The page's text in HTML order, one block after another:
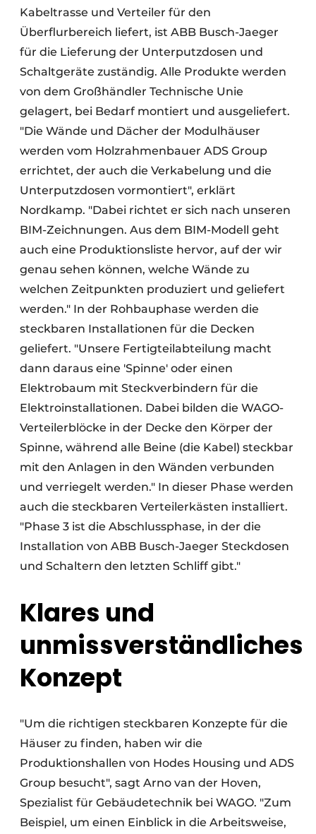
Kabeltrasse und Verteiler für den
Überflurbereich liefert, ist ABB Busch-Jaeger
für die Lieferung der Unterputzdosen und
Schaltgeräte zuständig. Alle Produkte werden
von dem Großhändler Technische Unie
gelagert, bei Bedarf montiert und ausgeliefert.
"Die Wände und Dächer der Modulhäuser
werden vom Holzrahmenbauer ADS Group
errichtet, der auch die Verkabelung und die
Unterputzdosen vormontiert", erklärt
Nordkamp. "Dabei richtet er sich nach unseren
BIM-Zeichnungen. Aus dem BIM-Modell geht
auch eine Produktionsliste hervor, auf der wir
genau sehen können, welche Wände zu
welchen Zeitpunkten produziert und geliefert
werden." In der Rohbauphase werden die
steckbaren Installationen für die Decken
geliefert. "Unsere Fertigteilabteilung macht
dann daraus eine 'Spinne' oder einen
Elektrobaum mit Steckverbindern für die
Elektroinstallationen. Dabei bilden die WAGO-
Verteilerblöcke in der Decke den Körper der
Spinne, während alle Beine (die Kabel) steckbar
mit den Anlagen in den Wänden verbunden
und verriegelt werden." In dieser Phase werden
auch die steckbaren Verteilerkästen installiert.
"Phase 3 ist die Abschlussphase, in der die
Installation von ABB Busch-Jaeger Steckdosen
und Schaltern den letzten Schliff gibt."
Klares und
unmissverständliches
Konzept
"Um die richtigen steckbaren Konzepte für die
Häuser zu finden, haben wir die
Produktionshallen von Hodes Housing und ADS
Group besucht", sagt Arno van der Hoven,
Spezialist für Gebäudetechnik bei WAGO. "Zum
Beispiel, um einen Einblick in die Arbeitsweise,